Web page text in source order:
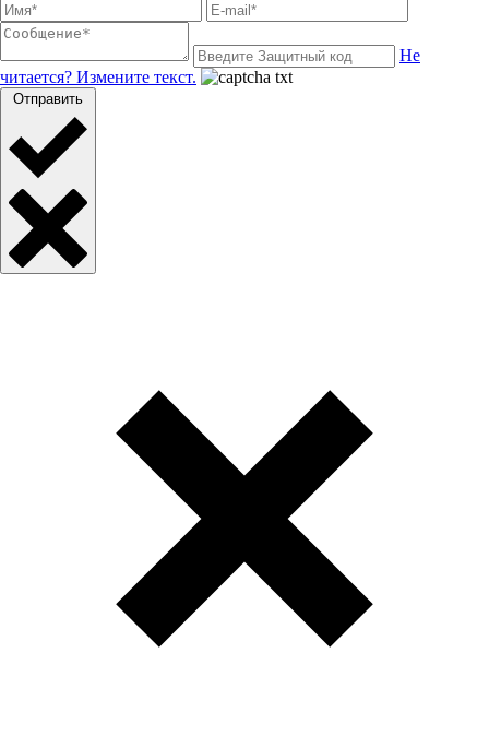
Не
читается? Измените текст.
Отправить